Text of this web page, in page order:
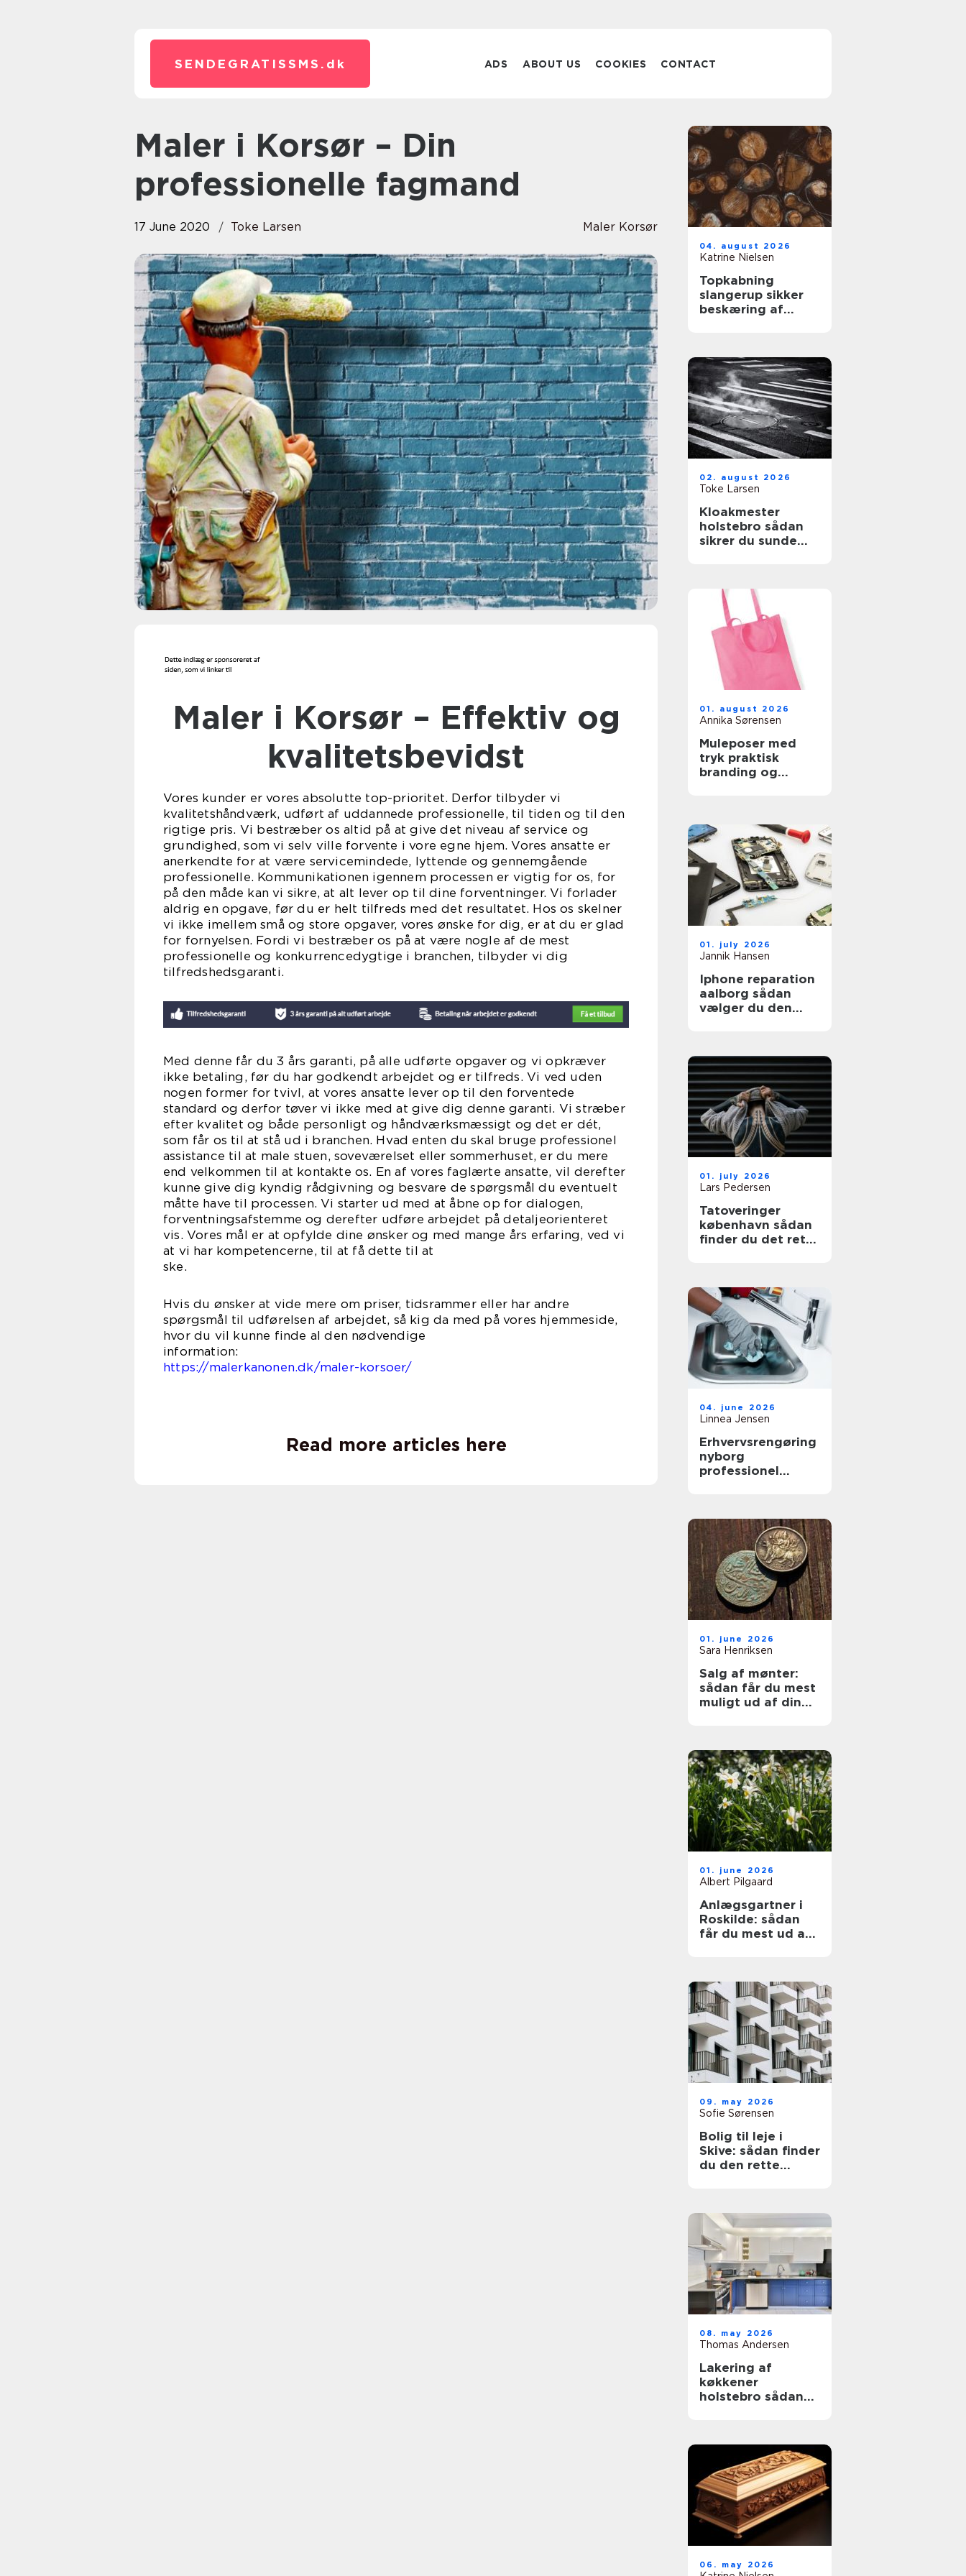
SENDEGRATISSMS. dk ADS ABOUT US COOKIES CONTACT
Maler i Korsør – Din
professionelle fagmand
17 June 2020 Toke Larsen Maler Korsør
Maler i Korsør – Effektiv og
kvalitetsbevidst
Vores kunder er vores absolutte top-prioritet. Derfor tilbyder vi
kvalitetshåndværk, udført af uddannede professionelle, til tiden og til den
rigtige pris. Vi bestræber os altid på at give det niveau af service og
grundighed, som vi selv ville forvente i vore egne hjem. Vores ansatte er
anerkendte for at være servicemindede, lyttende og gennemgående
professionelle. Kommunikationen igennem processen er vigtig for os, for
på den måde kan vi sikre, at alt lever op til dine forventninger. Vi forlader
aldrig en opgave, før du er helt tilfreds med det resultatet. Hos os skelner
vi ikke imellem små og store opgaver, vores ønske for dig, er at du er glad
for fornyelsen. Fordi vi bestræber os på at være nogle af de mest
professionelle og konkurrencedygtige i branchen, tilbyder vi dig
tilfredshedsgaranti.
Med denne får du 3 års garanti, på alle udførte opgaver og vi opkræver
ikke betaling, før du har godkendt arbejdet og er tilfreds. Vi ved uden
nogen former for tvivl, at vores ansatte lever op til den forventede
standard og derfor tøver vi ikke med at give dig denne garanti. Vi stræber
efter kvalitet og både personligt og håndværksmæssigt og det er dét,
som får os til at stå ud i branchen. Hvad enten du skal bruge professionel
assistance til at male stuen, soveværelset eller sommerhuset, er du mere
end velkommen til at kontakte os. En af vores faglærte ansatte, vil derefter
kunne give dig kyndig rådgivning og besvare de spørgsmål du eventuelt
måtte have til processen. Vi starter ud med at åbne op for dialogen,
forventningsafstemme og derefter udføre arbejdet på detaljeorienteret
vis. Vores mål er at opfylde dine ønsker og med mange års erfaring, ved vi
at vi har kompetencerne, til at få dette til at
ske.
Hvis du ønsker at vide mere om priser, tidsrammer eller har andre
spørgsmål til udførelsen af arbejdet, så kig da med på vores hjemmeside,
hvor du vil kunne finde al den nødvendige
information:
https://malerkanonen.dk/maler-korsoer/
Read more articles here
04. august 2026
Katrine Nielsen
Topkabning
slangerup sikker
beskæring af
02. august 2026
Toke Larsen
Kloakmester
holstebro sådan
sikrer du sunde
01. august 2026
Annika Sørensen
Muleposer med
tryk praktisk
branding og
01. july 2026
Jannik Hansen
Iphone reparation
aalborg sådan
vælger du den
01. july 2026
Lars Pedersen
Tatoveringer
københavn sådan
finder du det rette
04. june 2026
Linnea Jensen
Erhvervsrengøring
nyborg
professionel
01. june 2026
Sara Henriksen
Salg af mønter:
sådan får du mest
muligt ud af din
01. june 2026
Albert Pilgaard
Anlægsgartner i
Roskilde: sådan
får du mest ud af
09. may 2026
Sofie Sørensen
Bolig til leje i
Skive: sådan finder
du den rette
08. may 2026
Thomas Andersen
Lakering af
køkkener
holstebro sådan
06. may 2026